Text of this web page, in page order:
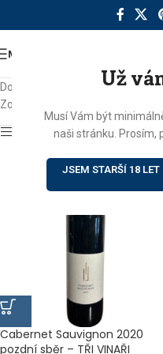
Už
Musí Vám být
naši stránku. Prosím,
JSEM STARŠÍ 18 LET
MENU
Domů
Produkty se štítkem
Zobrazen jediný výsledek
Zobrazit sidebar
Cabernet Sauvignon 2020
pozdní sběr – TŘI VINAŘI